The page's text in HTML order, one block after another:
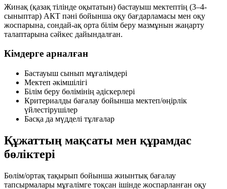
Жинақ (қазақ тілінде оқытатын) бастауыш мектептің (3–4-
сыныптар) АКТ пәні бойынша оқу бағдарламасы мен оқу
жоспарына, сондай-ақ орта білім беру мазмұнын жаңарту
талаптарына сәйкес дайындалған.
Кімдерге арналған
Бастауыш сынып мұғалімдері
Мектеп әкімшілігі
Білім беру бөлімінің әдіскерлері
Критериалды бағалау бойынша мектеп/өңірлік
үйлестірушілер
Басқа да мүдделі тұлғалар
Құжаттың мақсаты мен құрамдас
бөліктері
Бөлім/ортақ тақырып бойынша жиынтық бағалау
тапсырмалары мұғалімге тоқсан ішінде жоспарланған оқу